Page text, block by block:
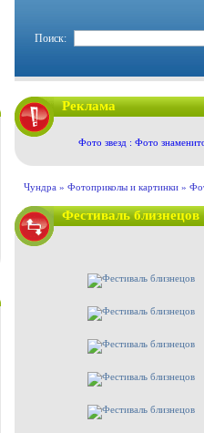
Поиск:
Реклама
Фото звезд : Фото
Чундра » Фотоприколы и картинки »
Фестиваль близнецов